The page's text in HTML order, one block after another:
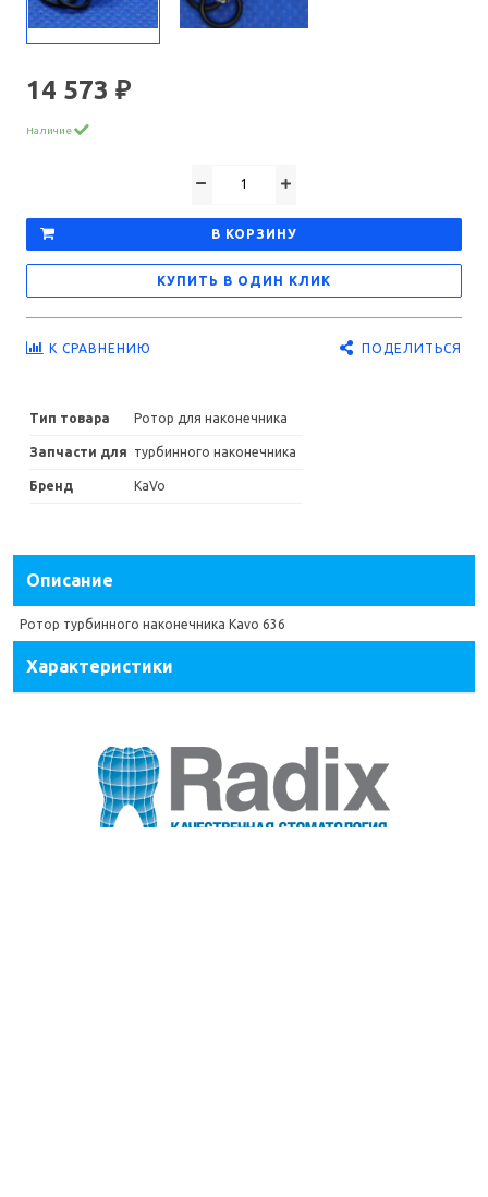
Тип товара Ротор для наконечника
Запчасти для турбинного наконечника
Бренд KaVo
14 573 ₽
Наличие
В КОРЗИНУ
КУПИТЬ В ОДИН КЛИК
К СРАВНЕНИЮ ПОДЕЛИТЬСЯ
Описание
Ротор турбинного наконечника Kavo 636
Характеристики